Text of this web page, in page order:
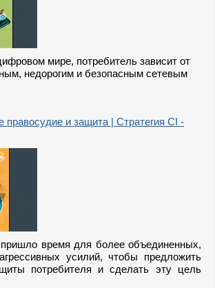
мире, потребитель зависит от
недорогим и безопасным сетевым
правосудие и защита | Стратегия CI -
пришло время для более объединенных,
усилий, чтобы предложить
потребителя и сделать эту цель